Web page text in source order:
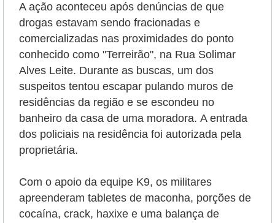
A ação aconteceu após denúncias de que
drogas estavam sendo fracionadas e
comercializadas nas proximidades do ponto
conhecido como "Terreirão", na Rua Solimar
Alves Leite. Durante as buscas, um dos
suspeitos tentou escapar pulando muros de
residências da região e se escondeu no
banheiro da casa de uma moradora. A entrada
dos policiais na residência foi autorizada pela
proprietária.
Com o apoio da equipe K9, os militares
apreenderam tabletes de maconha, porções de
cocaína, crack, haxixe e uma balança de